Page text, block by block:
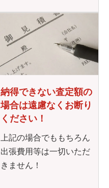
納得できない査定額の
場合は遠慮なくお断り
ください！
上記の場合でももちろん
出張費用等は一切いただ
きません！